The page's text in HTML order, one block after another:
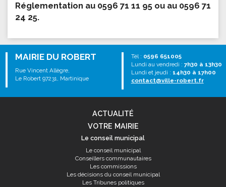
Réglementation au 0596 71 11 95 ou au 0596 71
24 25.
MAIRIE DU ROBERT
Rue Vincent Allègre,
Le Robert 97231, Martinique
Tél : 0596 651005
Lundi au vendredi : 7h30 à 13h30
Lundi et jeudi : 14h30 à 17h00
contact@ville-robert.fr
ACTUALITÉ
VOTRE MAIRIE
Le conseil municipal
Le conseil municipal
Conseillers communautaires
Les commissions
Les décisions du conseil municipal
Les Tribunes politiques